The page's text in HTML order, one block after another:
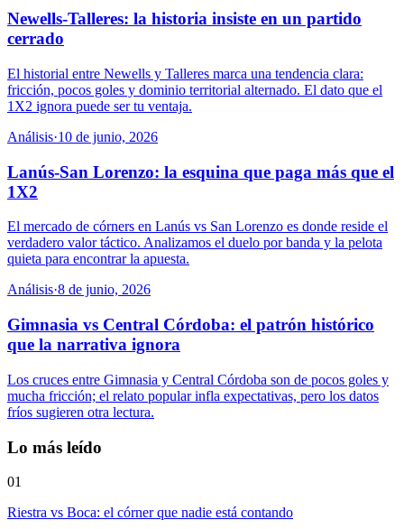
Newells-Talleres: la historia insiste en un partido
cerrado
El historial entre Newells y Talleres marca una tendencia clara:
fricción, pocos goles y dominio territorial alternado. El dato que el
1X2 ignora puede ser tu ventaja.
Análisis·10 de junio, 2026
Lanús-San Lorenzo: la esquina que paga más que el
1X2
El mercado de córners en Lanús vs San Lorenzo es donde reside el
verdadero valor táctico. Analizamos el duelo por banda y la pelota
quieta para encontrar la apuesta.
Análisis·8 de junio, 2026
Gimnasia vs Central Córdoba: el patrón histórico
que la narrativa ignora
Los cruces entre Gimnasia y Central Córdoba son de pocos goles y
mucha fricción; el relato popular infla expectativas, pero los datos
fríos sugieren otra lectura.
Lo más leído
01
Riestra vs Boca: el córner que nadie está contando